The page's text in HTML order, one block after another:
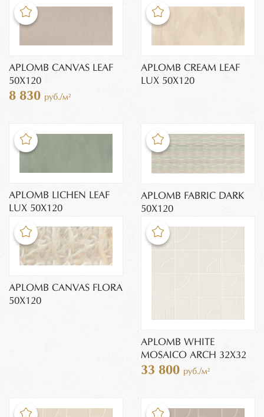
APLOMB CANVAS LEAF
50X120
8 830 руб./м²
APLOMB CREAM LEAF
LUX 50X120
APLOMB LICHEN LEAF
LUX 50X120
APLOMB FABRIC DARK
50X120
APLOMB CANVAS FLORA
50X120
APLOMB WHITE
MOSAICO ARCH 32X32
33 800 руб./м²